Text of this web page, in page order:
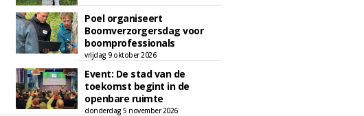
Poel organiseert
Boomverzorgersdag voor
boomprofessionals
vrijdag 9 oktober 2026
Event: De stad van de
toekomst begint in de
openbare ruimte
donderdag 5 november 2026